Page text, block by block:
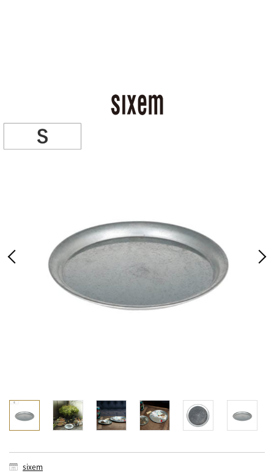
sixem